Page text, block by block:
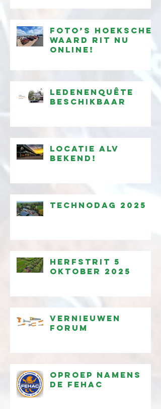
Foto’s Hoeksche
Waard Rit nu
online!
Ledenenquête
beschikbaar
Locatie ALV
bekend!
Technodag 2025
Herfstrit 5
oktober 2025
Vernieuwen
forum
Oproep namens
de FEHAC